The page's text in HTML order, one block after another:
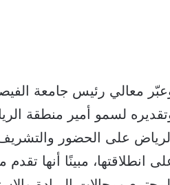
معالي رئيس جامعة
لسمو أمير منطقة
على الحضور
انطلاقتها، مبينًا أنها